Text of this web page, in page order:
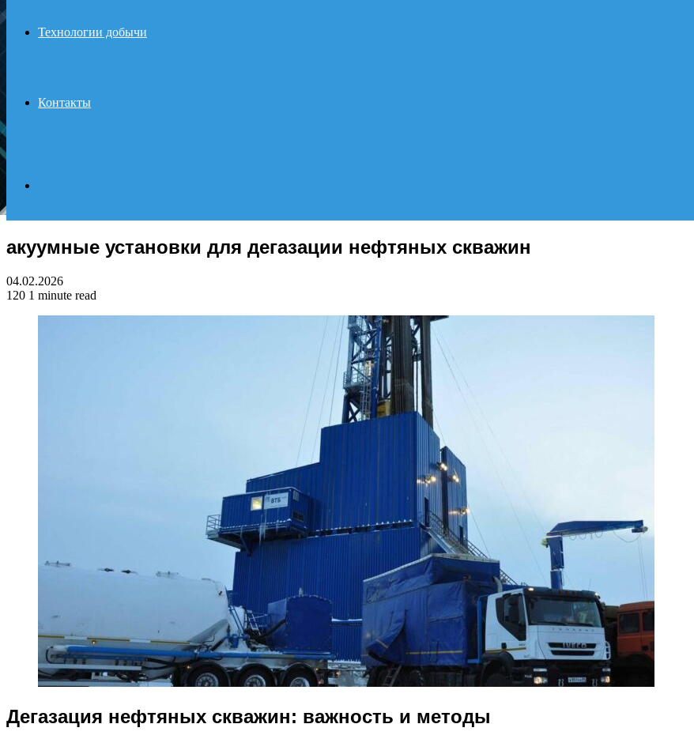
Технологии добычи
Контакты
for
акуумные установки для дегазации нефтяных скважин
04.02.2026
120 1 minute read
Дегазация нефтяных скважин: важность и методы